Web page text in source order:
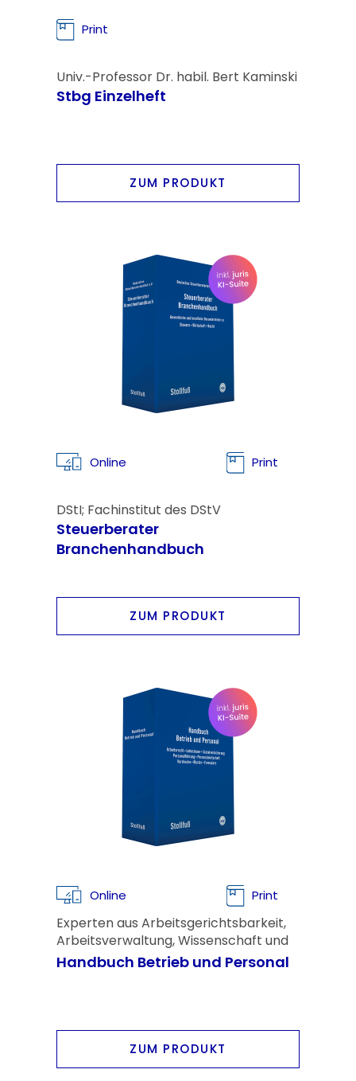
Print
Univ.-Professor Dr. habil. Bert Kaminski
Stbg Einzelheft
ZUM PRODUKT
Online Print
DStI; Fachinstitut des DStV
Steuerberater
Branchenhandbuch
ZUM PRODUKT
Online Print
Experten aus Arbeitsgerichtsbarkeit,
Arbeitsverwaltung, Wissenschaft und
Lehre, Bundesministerien sowie
Handbuch Betrieb und Personal
ZUM PRODUKT